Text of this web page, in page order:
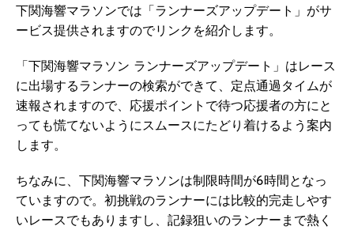
下関海響マラソンでは「ランナーズアップデート」がサ
ービス提供されますのでリンクを紹介します。
「下関海響マラソン ランナーズアップデート」はレース
に出場するランナーの検索ができて、定点通過タイムが
速報されますので、応援ポイントで待つ応援者の方にと
っても慌てないようにスムースにたどり着けるよう案内
します。
ちなみに、下関海響マラソンは制限時間が6時間となっ
ていますので。初挑戦のランナーには比較的完走しやす
いレースでもありますし、記録狙いのランナーまで熱く